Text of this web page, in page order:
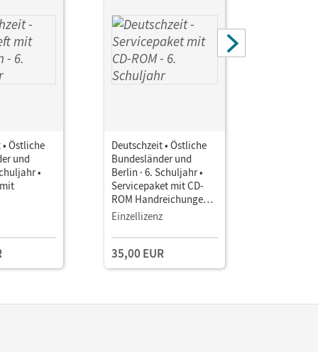
Östliche
und
•
Deutschzeit • Östliche
Bundesländer und
Berlin · 6. Schuljahr •
Servicepaket mit CD-
ROM Handreichungen,
Kopiervorlagen,
Einzellizenz
35,00 EUR